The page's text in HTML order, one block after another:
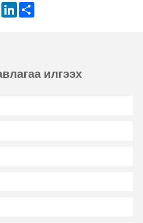
PinterestLinkedIn
илгээх